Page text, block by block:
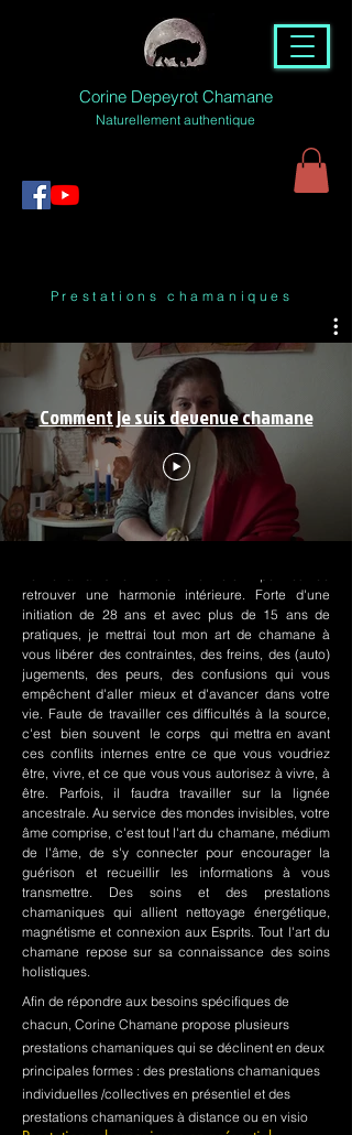
Corine Depeyrot Chamane
Naturellement authentique
Prestations chamaniques
Comment je suis devenue chamane
retrouver une harmonie intérieure. Forte d'une
initiation de 28 ans et avec plus de 15 ans de
pratiques, je mettrai tout mon art de chamane à
vous libérer des contraintes, des freins, des (auto)
jugements, des peurs, des confusions qui vous
empêchent d'aller mieux et d'avancer dans votre
vie. Faute de travailler ces difficultés à la source,
c'est bien souvent le corps qui mettra en avant
ces conflits internes entre ce que vous voudriez
être, vivre, et ce que vous vous autorisez à vivre, à
être. Parfois, il faudra travailler sur la lignée
ancestrale. Au service des mondes invisibles, votre
âme comprise, c'est tout l'art du chamane, médium
de l'âme, de s'y connecter pour encourager la
guérison et recueillir les informations à vous
transmettre. Des soins et des prestations
chamaniques qui allient nettoyage énergétique,
magnétisme et connexion aux Esprits. Tout l'art du
chamane repose sur sa connaissance des soins
holistiques.
Afin de répondre aux besoins spécifiques de
chacun, Corine Chamane propose plusieurs
prestations chamaniques qui se déclinent en deux
principales formes : des prestations chamaniques
individuelles /collectives en présentiel et des
prestations chamaniques à distance ou en visio